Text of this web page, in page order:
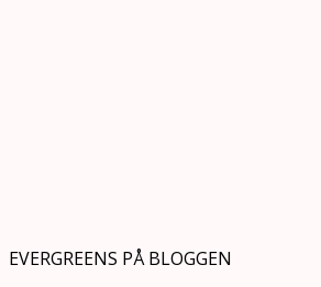
EVERGREENS PÅ BLOGGEN